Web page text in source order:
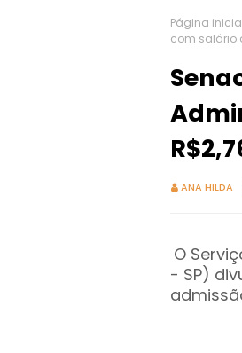
Página
com salário
ANA HILDA
O
- SP)